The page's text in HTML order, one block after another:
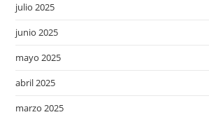
julio 2025
junio 2025
mayo 2025
abril 2025
marzo 2025